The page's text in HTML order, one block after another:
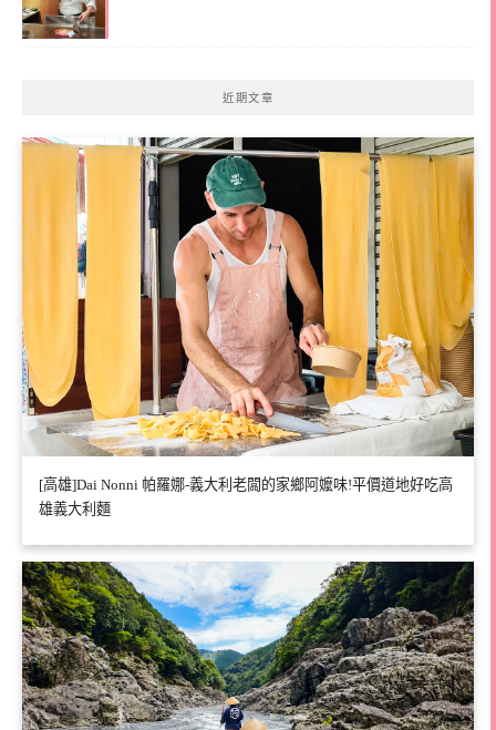
近期文章
[高雄]Dai Nonni 帕羅娜-義大利老闆的家鄉阿嬤味!平價道地好吃高
雄義大利麵